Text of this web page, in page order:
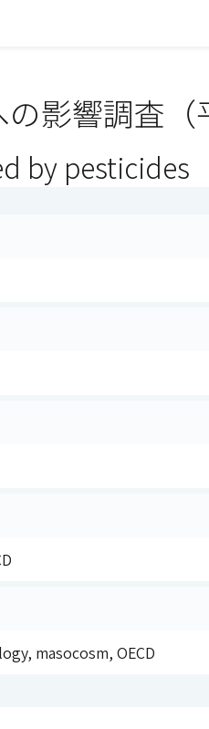
影響調査（
by pesticides
masocosm, OECD